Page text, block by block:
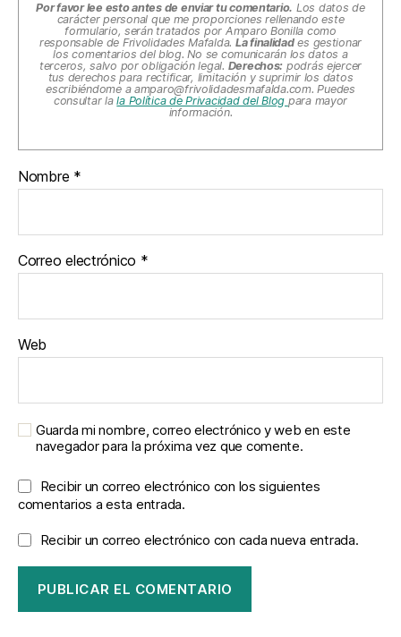
Por favor lee esto antes de enviar tu comentario. Los datos de
carácter personal que me proporciones rellenando este
formulario, serán tratados por Amparo Bonilla como
responsable de Frivolidades Mafalda. La finalidades gestionar
los comentarios del blog. No se comunicarán los datos a
terceros, salvo por obligación legal. Derechos: podrás ejercer
tus derechos para rectificar, limitación y suprimir los datos
escribiéndome a amparo@frivolidadesmafalda.com. Puedes
consultar lala Política de Privacidad del Blog para mayor
información.
Nombre *
Correo electrónico *
Web
Guarda mi nombre, correo electrónico y web en este
navegador para la próxima vez que comente.
Recibir un correo electrónico con los siguientes
comentarios a esta entrada.
Recibir un correo electrónico con cada nueva entrada.